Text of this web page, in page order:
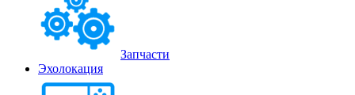
Запчасти
Эхолокация